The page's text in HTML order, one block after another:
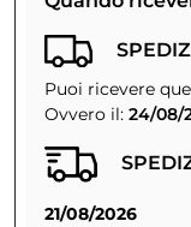
Puoi ricevere
Ovvero il: 24/08/
21/08/2026